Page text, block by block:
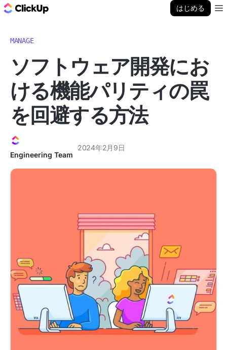
はじめる
MANAGE
ソフトウェア開発にお
ける機能パリティの罠
を回避する方法
Engineering Team
2024年2月9日